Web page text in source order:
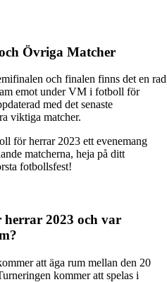
Övriga Matcher
och finalen finns det en rad
emot under VM i fotboll för
med det senaste
viktiga matcher.
för herrar 2023 ett evenemang
matcherna, heja på ditt
fotbollsfest!
2023 och var
att äga rum mellan den 20
kommer att spelas i